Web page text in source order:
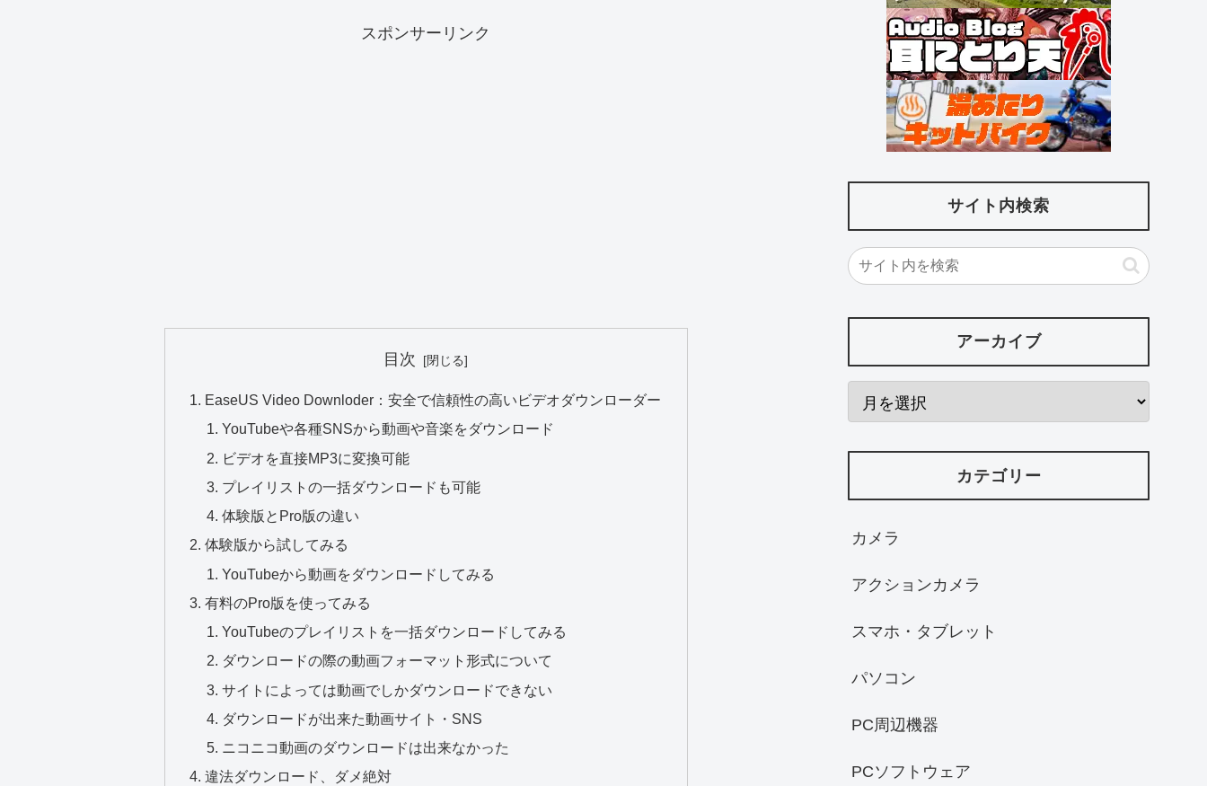
スポンサーリンク
目次
EaseUS Video Downloder：安全で信頼性の高いビデオダウンローダー
YouTubeや各種SNSから動画や音楽をダウンロード
ビデオを直接MP3に変換可能
プレイリストの一括ダウンロードも可能
体験版とPro版の違い
体験版から試してみる
YouTubeから動画をダウンロードしてみる
有料のPro版を使ってみる
YouTubeのプレイリストを一括ダウンロードしてみる
ダウンロードの際の動画フォーマット形式について
サイトによっては動画でしかダウンロードできない
ダウンロードが出来た動画サイト・SNS
ニコニコ動画のダウンロードは出来なかった
違法ダウンロード、ダメ絶対
サイト内検索
アーカイブ
カテゴリー
カメラ
アクションカメラ
スマホ・タブレット
パソコン
PC周辺機器
PCソフトウェア